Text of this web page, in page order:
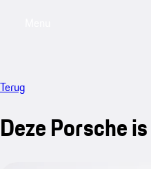
Terug
Deze Porsche